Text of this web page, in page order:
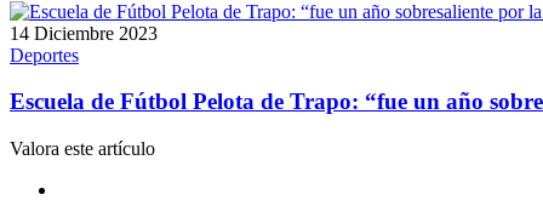
14 Diciembre 2023
Deportes
Escuela de Fútbol Pelota de Trapo: “fue un año
Valora este artículo